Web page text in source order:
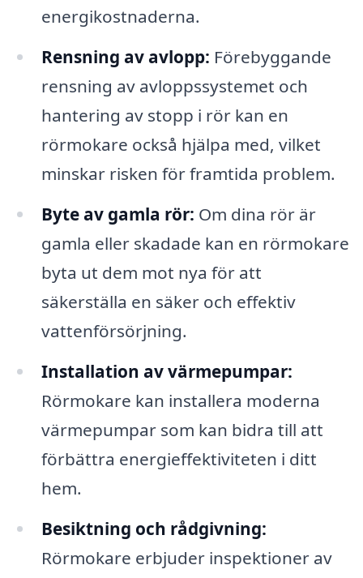
energikostnaderna.
Rensning av avlopp: Förebyggande
rensning av avloppssystemet och
hantering av stopp i rör kan en
rörmokare också hjälpa med, vilket
minskar risken för framtida problem.
Byte av gamla rör: Om dina rör är
gamla eller skadade kan en rörmokare
byta ut dem mot nya för att
säkerställa en säker och effektiv
vattenförsörjning.
Installation av värmepumpar:
Rörmokare kan installera moderna
värmepumpar som kan bidra till att
förbättra energieffektiviteten i ditt
hem.
Besiktning och rådgivning:
Rörmokare erbjuder inspektioner av